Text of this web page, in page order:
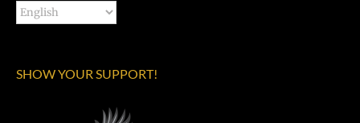
SHOW YOUR SUPPORT!